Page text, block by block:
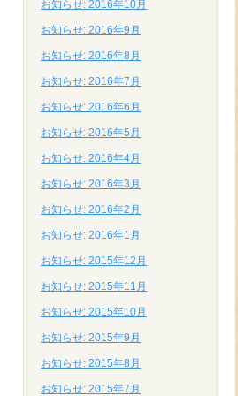
お知らせ: 2016年10月
お知らせ: 2016年9月
お知らせ: 2016年8月
お知らせ: 2016年7月
お知らせ: 2016年6月
お知らせ: 2016年5月
お知らせ: 2016年4月
お知らせ: 2016年3月
お知らせ: 2016年2月
お知らせ: 2016年1月
お知らせ: 2015年12月
お知らせ: 2015年11月
お知らせ: 2015年10月
お知らせ: 2015年9月
お知らせ: 2015年8月
お知らせ: 2015年7月